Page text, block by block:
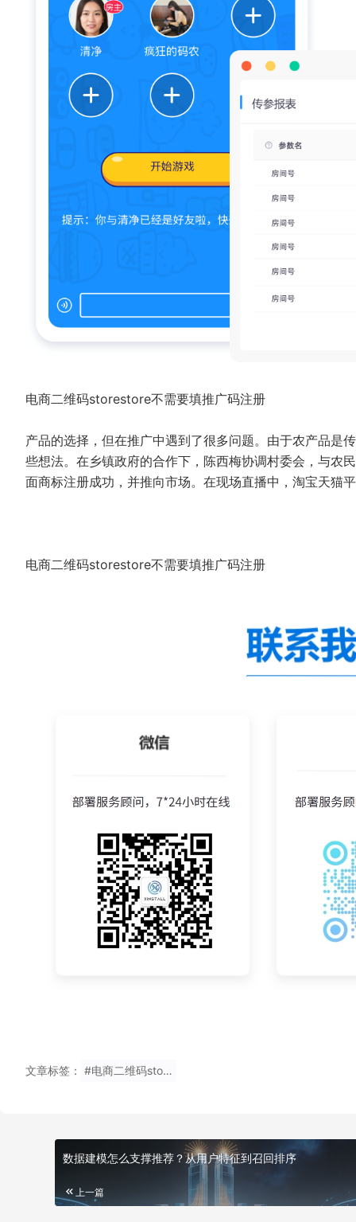
电商二维码storestore不需要填推广码注册
产品的选择，但在推广中遇到了很多问题。由于农产品是
些想法。在乡镇政府的合作下，陈西梅协调村委会，与农
面商标注册成功，并推向市场。在现场直播中，淘宝天猫
电商二维码storestore不需要填推广码注册
文章标签： #电商二维码storestore不需要填推广码注册
数据建模怎么支撑推荐？从用户特征到召回排序
上一篇